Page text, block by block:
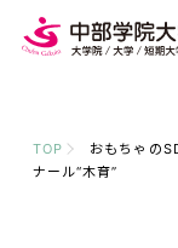
TOP
おもちゃの
ナール“木育”